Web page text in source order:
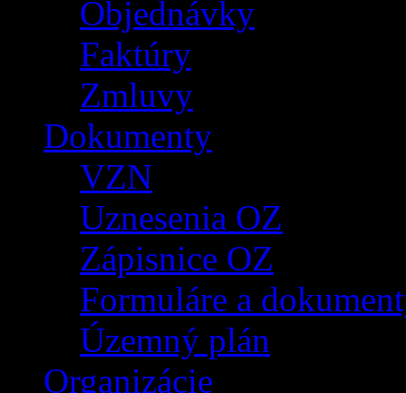
Objednávky
Faktúry
Zmluvy
Dokumenty
VZN
Uznesenia OZ
Zápisnice OZ
Formuláre a
Územný plán
Organizácie